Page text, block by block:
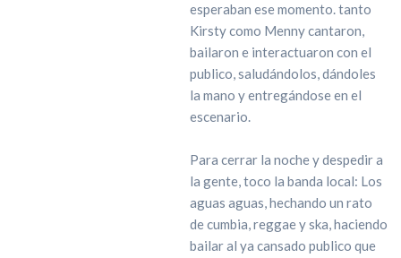
esperaban ese momento. tanto
Kirsty como Menny cantaron,
bailaron e interactuaron con el
publico, saludándolos, dándoles
la mano y entregándose en el
escenario.
Para cerrar la noche y despedir a
la gente, toco la banda local: Los
aguas aguas, hechando un rato
de cumbia, reggae y ska, haciendo
bailar al ya cansado publico que